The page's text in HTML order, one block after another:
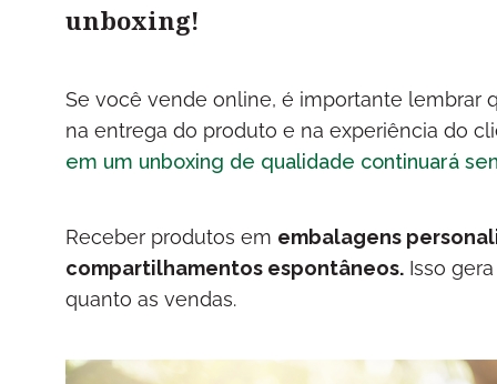
unboxing!
Se você vende online, é importante lembrar
na entrega do produto e na experiência do
em um unboxing de qualidade continuará
Receber produtos em embalagens
compartilhamentos espontâneos.Isso gera
quanto as vendas.